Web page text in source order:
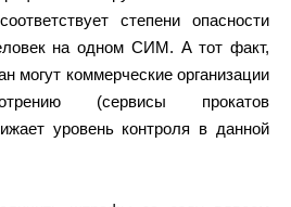
степени опасности
на одном СИМ. А тот факт,
могут коммерческие организации
(сервисы прокатов
уровень контроля в данной